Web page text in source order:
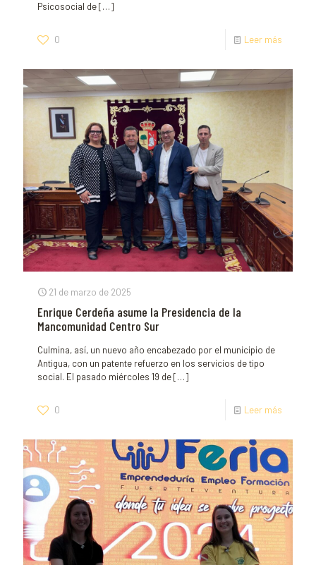
Psicosocial de[…]
0 Leer más
21 de marzo de 2025
Enrique Cerdeña asume la Presidencia de la
Mancomunidad Centro Sur
Culmina, así, un nuevo año encabezado por el municipio de
Antigua, con un patente refuerzo en los servicios de tipo
social. El pasado miércoles 19 de[…]
0 Leer más